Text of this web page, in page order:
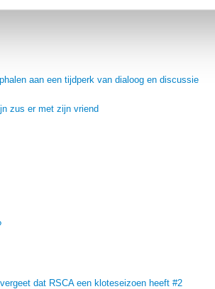
aan een tijdperk van dialoog en discussie
zus er met zijn vriend
dat RSCA een kloteseizoen heeft #2